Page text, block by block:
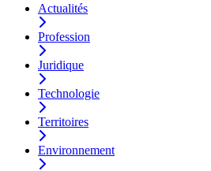
Actualités
Profession
Juridique
Technologie
Territoires
Environnement